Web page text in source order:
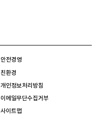
안전경영
친환경
개인정보처리방침
이메일무단수집거부
사이트맵